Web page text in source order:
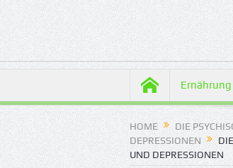
Ernährung
HOME
DIE
DEPRESSIONEN
UND DEPRESSIONEN